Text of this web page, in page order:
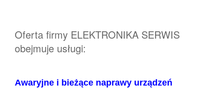
Oferta firmy ELEKTRONIKA SERWIS
obejmuje usługi:
Awaryjne i bieżące naprawy urządzeń